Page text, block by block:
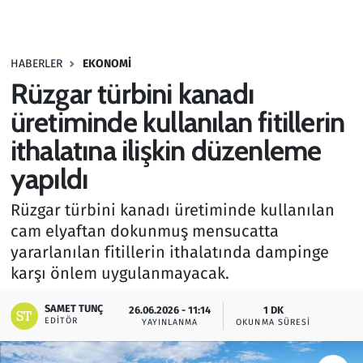
HABERLER EKONOMI
Rüzgar türbini kanadı
üretiminde kullanılan fitillerin
ithalatına ilişkin düzenleme
yapıldı
Rüzgar türbini kanadı üretiminde kullanılan
cam elyaftan dokunmuş mensucatta
yararlanılan fitillerin ithalatında dampinge
karşı önlem uygulanmayacak.
SAMET TUNÇ
EDITÖR
26.06.2026 - 11:14
YAYINLANMA
1 DK
OKUNMA SÜRESI
Haber
Kültür Sanat
Kurumsal Haberler
Lezzet Durağı
Memur ve Kamu
Otomobil
Oyun
Ramazan